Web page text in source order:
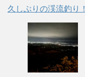
久しぶりの渓流釣り！